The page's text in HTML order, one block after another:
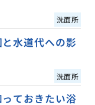
洗面所
水道代への影
洗面所
ておきたい浴